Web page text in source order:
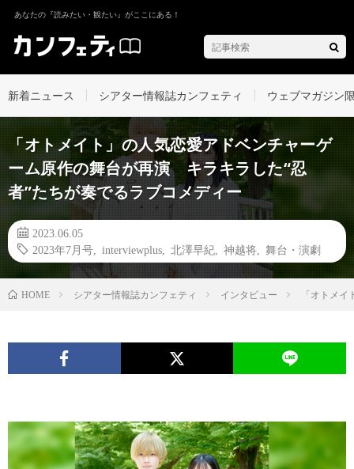
あなたの『読みたい・観たい』がここにある！
新着ニュース シアター情報誌カンフェティ ウェブマガジン
「オトメイト」の人気恋愛アドベンチャーゲ
ーム原作の舞台が再演 キラキラした“忍
者”たちが奏でるラブコメディー
2023.06.05
2023年7月号
interviewplus 北澤早紀 神越将 舞台・演劇
HOME シアター情報誌カンフェティ インタビュー 「オトメ